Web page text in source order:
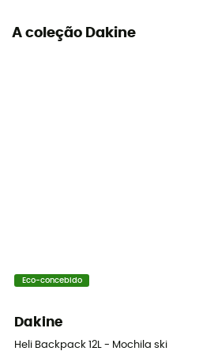
A coleção Dakine
Eco-concebido
Dakine
Heli Backpack 12L - Mochila ski